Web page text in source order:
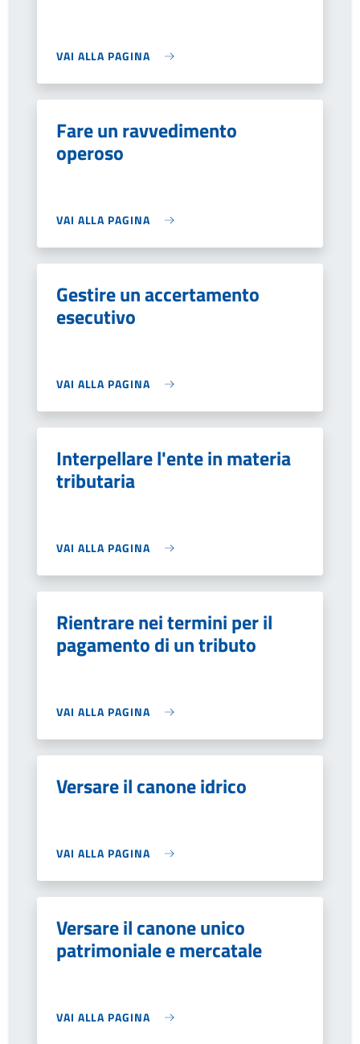
VAI ALLA PAGINA
Fare un ravvedimento
operoso
VAI ALLA PAGINA
Gestire un accertamento
esecutivo
VAI ALLA PAGINA
Interpellare l'ente in materia
tributaria
VAI ALLA PAGINA
Rientrare nei termini per il
pagamento di un tributo
VAI ALLA PAGINA
Versare il canone idrico
VAI ALLA PAGINA
Versare il canone unico
patrimoniale e mercatale
VAI ALLA PAGINA